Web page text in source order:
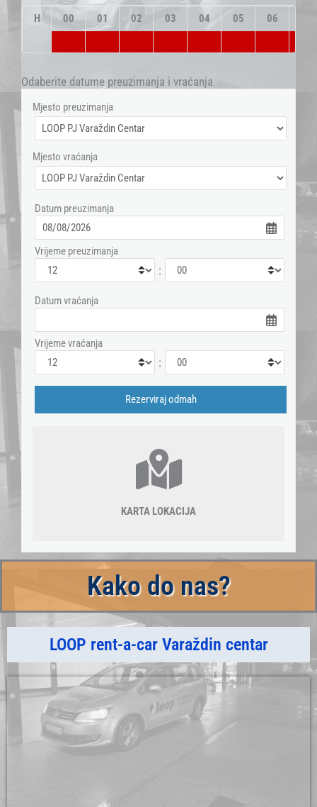
H 00 01 02 03 04 05 06
Odaberite datume preuzimanja i vraćanja
Mjesto preuzimanja
Mjesto vraćanja
Datum preuzimanja
Vrijeme preuzimanja
:
Datum vraćanja
Vrijeme vraćanja
:
KARTA LOKACIJA
Kako do nas?
LOOP rent-a-car Varaždin centar